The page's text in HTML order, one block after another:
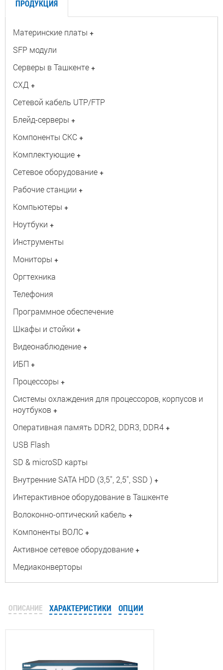
ПРОДУКЦИЯ
Материнские платы +
SFP модули
Серверы в Ташкенте +
СХД +
Сетевой кабель UTP/FTP
Блейд-серверы +
Компоненты СКС +
Комплектующие +
Сетевое оборудование +
Рабочие станции +
Компьютеры +
Ноутбуки +
Инструменты
Мониторы +
Оргтехника
Телефония
Программное обеспечение
Шкафы и стойки +
Видеонаблюдение +
ИБП +
Процессоры +
Системы охлаждения для процессоров, корпусов и
ноутбуков +
Оперативная память DDR2, DDR3, DDR4 +
USB Flash
SD & microSD карты
Внутренние SATA HDD (3,5", 2,5", SSD ) +
Интерактивное оборудование в Ташкенте
Волоконно-оптический кабель +
Компоненты ВОЛС +
Активное сетевое оборудование +
Медиаконверторы
ОПИСАНИЕ ХАРАКТЕРИСТИКИ ОПЦИИ